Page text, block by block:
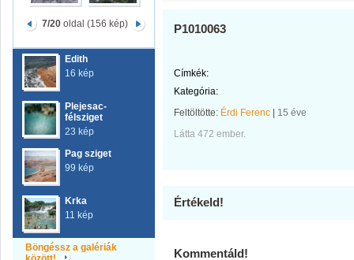
7/20oldal (156 kép)
Edith
16 kép
Plejesac-
félsziget
23 kép
Pag sziget
99 kép
Krka
11 kép
Böngéssz a galériák
P1010063
Címkék:
Kategória:
Feltöltötte: Érdi Ferenc
15 éve
Látta 472 ember.
Értékeld!
Kommentáld!